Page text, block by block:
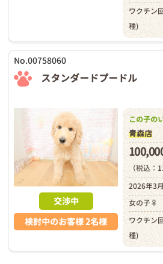
ワクチン
種)
No.00758060
スタンダードプードル
交渉中
検討中のお客様 2名様
この子の
青森店
（税込：
2026年3
女の子♀
ワクチン
種)